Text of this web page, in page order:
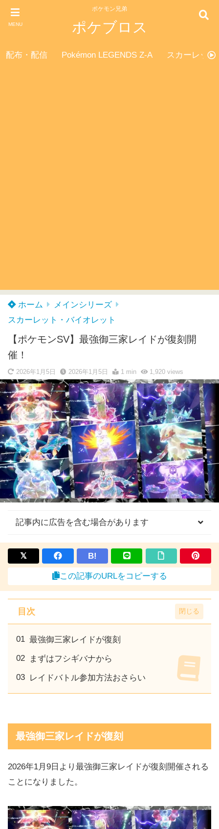
MENU
ポケモン兄弟
ポケブロス
配布・配信 Pokémon LEGENDS Z-A スカーレッ
ホーム
メインシリーズ
スカーレット・バイオレット
【ポケモンSV】最強御三家レイドが復刻開
催！
2026年1月5日 2026年1月5日 1 min 1,920views
記事内に広告を含む場合があります
B!
この記事のURLをコピーする
目次
最強御三家レイドが復刻
まずはフシギバナから
レイドバトル参加方法おさらい
最強御三家レイドが復刻
2026年1月9日より最強御三家レイドが復刻開催される
ことになりました。